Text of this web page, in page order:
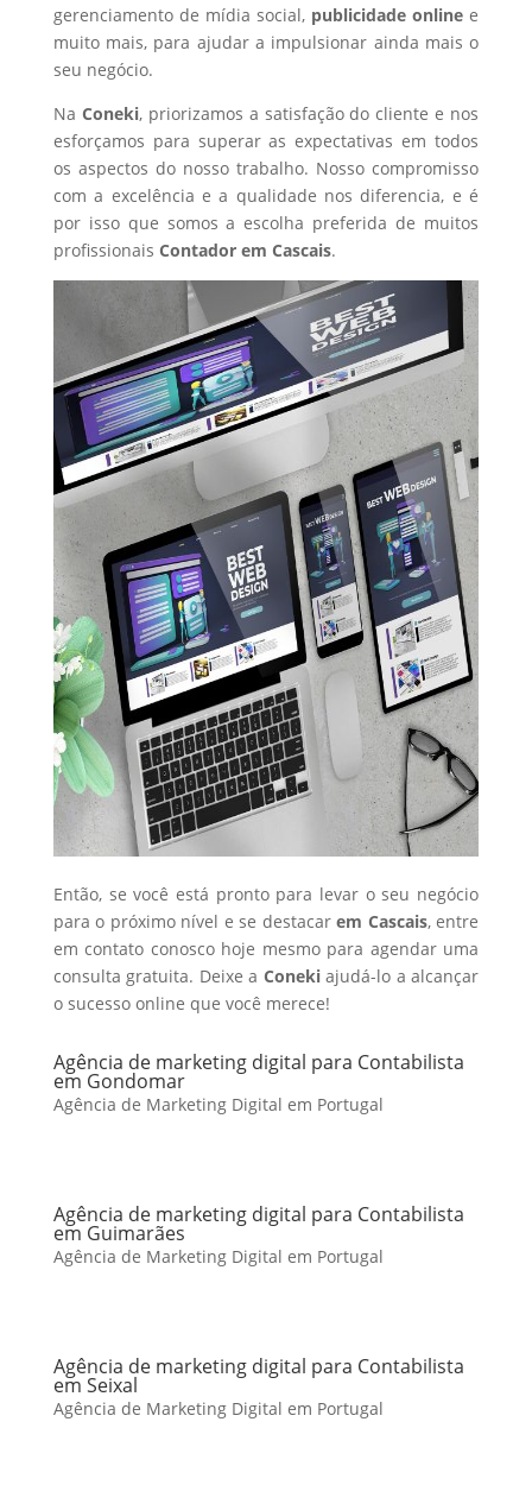
gerenciamento de mídia social, publicidade online e
muito mais, para ajudar a impulsionar ainda mais o
seu negócio.
Na Coneki, priorizamos a satisfação do cliente e nos
esforçamos para superar as expectativas em todos
os aspectos do nosso trabalho. Nosso compromisso
com a excelência e a qualidade nos diferencia, e é
por isso que somos a escolha preferida de muitos
profissionais Contadorem Cascais.
Então, se você está pronto para levar o seu negócio
para o próximo nível e se destacarem Cascais, entre
em contato conosco hoje mesmo para agendar uma
consulta gratuita. Deixe a Conekiajudá-lo a alcançar
o sucesso online que você merece!
Agência de marketing digital para Contabilista
em Gondomar
Agência de Marketing Digital em Portugal
Agência de marketing digital para Contabilista
em Guimarães
Agência de Marketing Digital em Portugal
Agência de marketing digital para Contabilista
em Seixal
Agência de Marketing Digital em Portugal